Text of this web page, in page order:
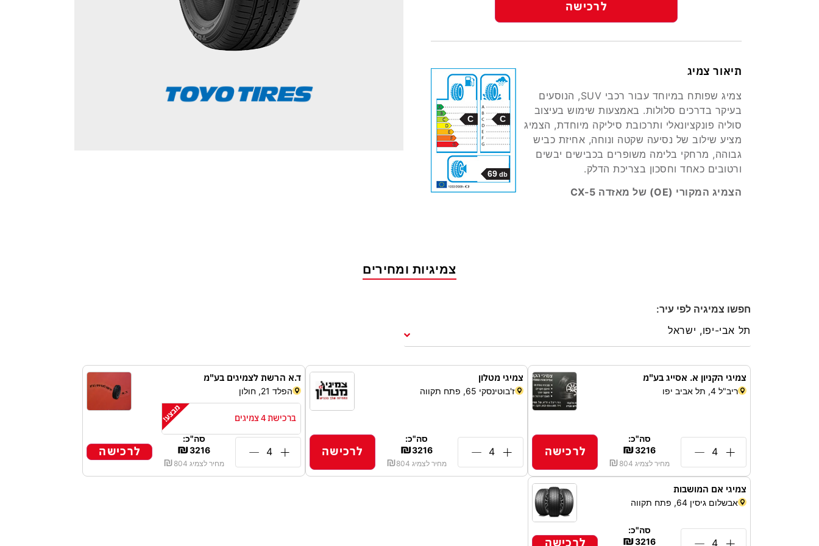
לרכישה
תיאור צמיג
צמיג שפותח במיוחד עבור רכבי SUV, הנוסעים
בעיקר בדרכים סלולות. באמצעות שימוש בעיצוב
סוליה פונקציונאלי ותרכובת סיליקה מיוחדת, הצמיג
מציע שילוב של נסיעה שקטה ונוחה, אחיזת כביש
גבוהה, מרחקי בלימה משופרים בכבישים יבשים
ורטובים כאחד וחסכון בצריכת הדלק.
הצמיג המקורי (OE) של מאזדה CX-5
C C
69 db
צמיגיות ומחירים
חפשו צמיגיה לפי עיר:
צמיגי הקניון א. אסייג בע"מ
ריב"ל 4, תל אביב יפו
סה"כ:
₪3216
מחיר לצמיג ₪ 804
לרכישה
צמיגי מטלון
ז'בוטינסקי 65, פתח תקווה
סה"כ:
₪3216
מחיר לצמיג ₪804
לרכישה
ד.א הרשת לצמיגים בע"מ
הפלד 21, חולון
ברכישת 4 צמיגים
סה"כ:
₪3216
מחיר לצמיג ₪ 804
לרכישה
צמיגי אם המושבות
אבשלום גיסין 64, פתח תקווה
סה"כ:
₪3216